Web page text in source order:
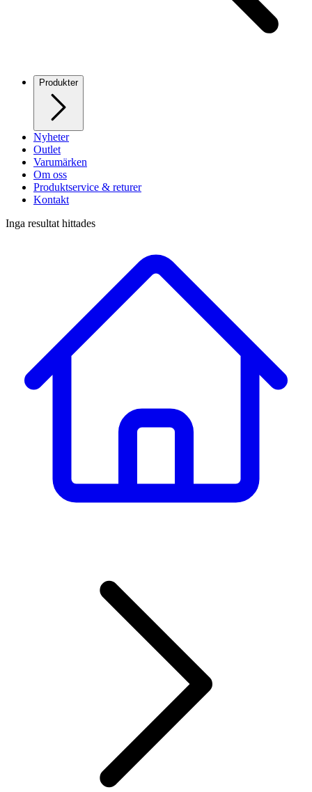
Produkter
Nyheter
Outlet
Varumärken
Om oss
Produktservice & returer
Kontakt
Inga resultat hittades